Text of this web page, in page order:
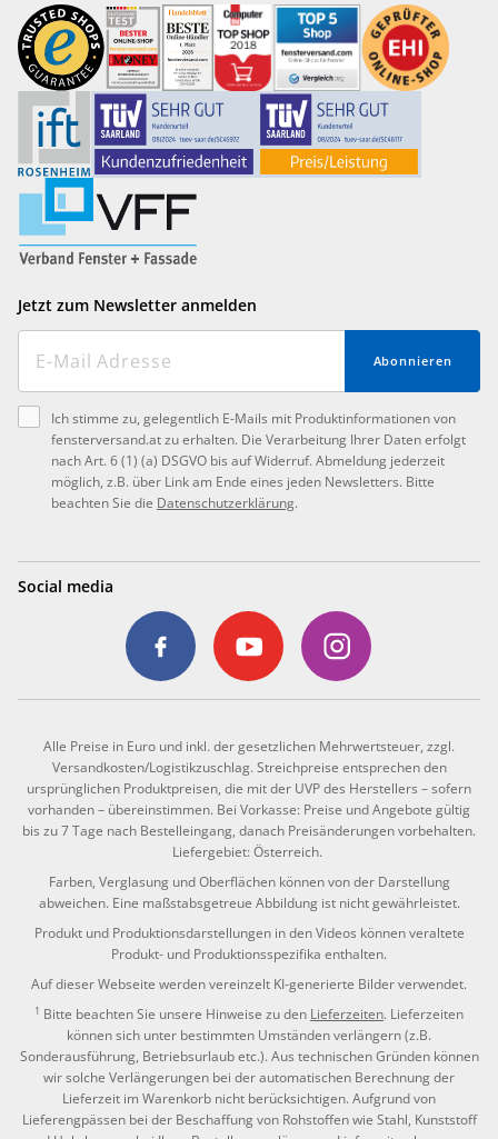
Jetzt zum Newsletter anmelden
Abonnieren
Ich stimme zu, gelegentlich E-Mails mit Produktinformationen von
fensterversand.at zu erhalten. Die Verarbeitung Ihrer Daten erfolgt
nach Art. 6 (1) (a) DSGVO bis auf Widerruf. Abmeldung jederzeit
möglich, z.B. über Link am Ende eines jeden Newsletters. Bitte
beachten Sie die Datenschutzerklärung.
Social media
Alle Preise in Euro und inkl. der gesetzlichen Mehrwertsteuer, zzgl.
Versandkosten/Logistikzuschlag. Streichpreise entsprechen den
ursprünglichen Produktpreisen, die mit der UVP des Herstellers – sofern
vorhanden – übereinstimmen. Bei Vorkasse: Preise und Angebote gültig
bis zu 7 Tage nach Bestelleingang, danach Preisänderungen vorbehalten.
Liefergebiet: Österreich.
Farben, Verglasung und Oberflächen können von der Darstellung
abweichen. Eine maßstabsgetreue Abbildung ist nicht gewährleistet.
Produkt und Produktionsdarstellungen in den Videos können veraltete
Produkt- und Produktionsspezifika enthalten.
Auf dieser Webseite werden vereinzelt KI-generierte Bilder verwendet.
1 Bitte beachten Sie unsere Hinweise zu den Lieferzeiten. Lieferzeiten
können sich unter bestimmten Umständen verlängern (z.B.
Sonderausführung, Betriebsurlaub etc.). Aus technischen Gründen können
wir solche Verlängerungen bei der automatischen Berechnung der
Lieferzeit im Warenkorb nicht berücksichtigen. Aufgrund von
Lieferengpässen bei der Beschaffung von Rohstoffen wie Stahl, Kunststoff